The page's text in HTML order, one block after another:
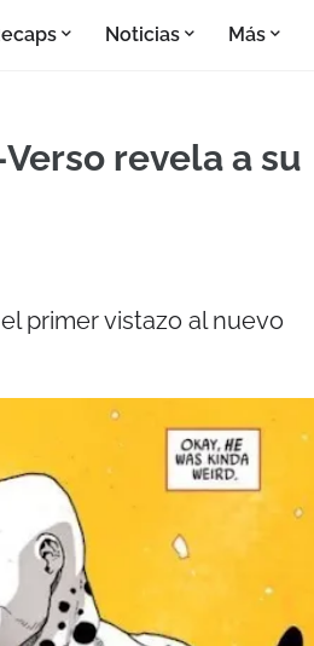
Noticias Más
revela a su
primer vistazo al nuevo